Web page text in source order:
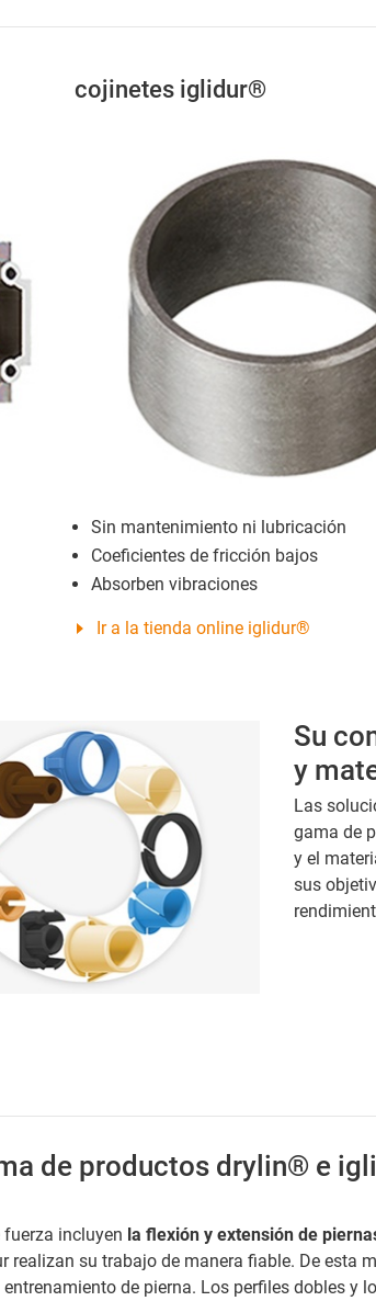
cojinetes iglidur®
Sin mantenimiento ni lubricación
Coeficientes de fricción bajos
Absorben vibraciones
Ir a la tienda online iglidur®
Su
y
Las
gama de
y el
sus
de productos drylin® e
incluyen la flexión y extensión de
su trabajo de manera fiable. De esta
de pierna. Los perfiles dobles y